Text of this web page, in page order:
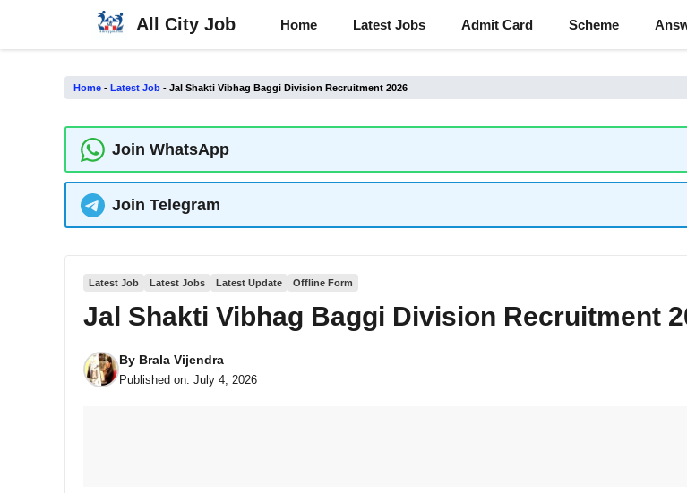
content
All City Job Home Latest Jobs Admit Card Scheme
Home - Latest Job - Jal Shakti Vibhag Baggi Division Recruitment 2026
Join WhatsApp
Join Telegram
Latest Job Latest Jobs Latest Update Offline Form
Jal Shakti Vibhag Baggi Division Recruitment
By Brala Vijendra
Published on: July 4, 2026